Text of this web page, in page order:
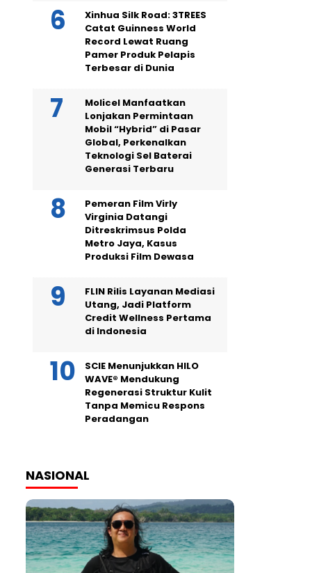
Xinhua Silk Road: 3TREES
Catat Guinness World
Record Lewat Ruang
Pamer Produk Pelapis
Terbesar di Dunia
Molicel Manfaatkan
Lonjakan Permintaan
Mobil “Hybrid” di Pasar
Global, Perkenalkan
Teknologi Sel Baterai
Generasi Terbaru
Pemeran Film Virly
Virginia Datangi
Ditreskrimsus Polda
Metro Jaya, Kasus
Produksi Film Dewasa
FLIN Rilis Layanan Mediasi
Utang, Jadi Platform
Credit Wellness Pertama
di Indonesia
SCIE Menunjukkan HILO
WAVE® Mendukung
Regenerasi Struktur Kulit
Tanpa Memicu Respons
Peradangan
NASIONAL